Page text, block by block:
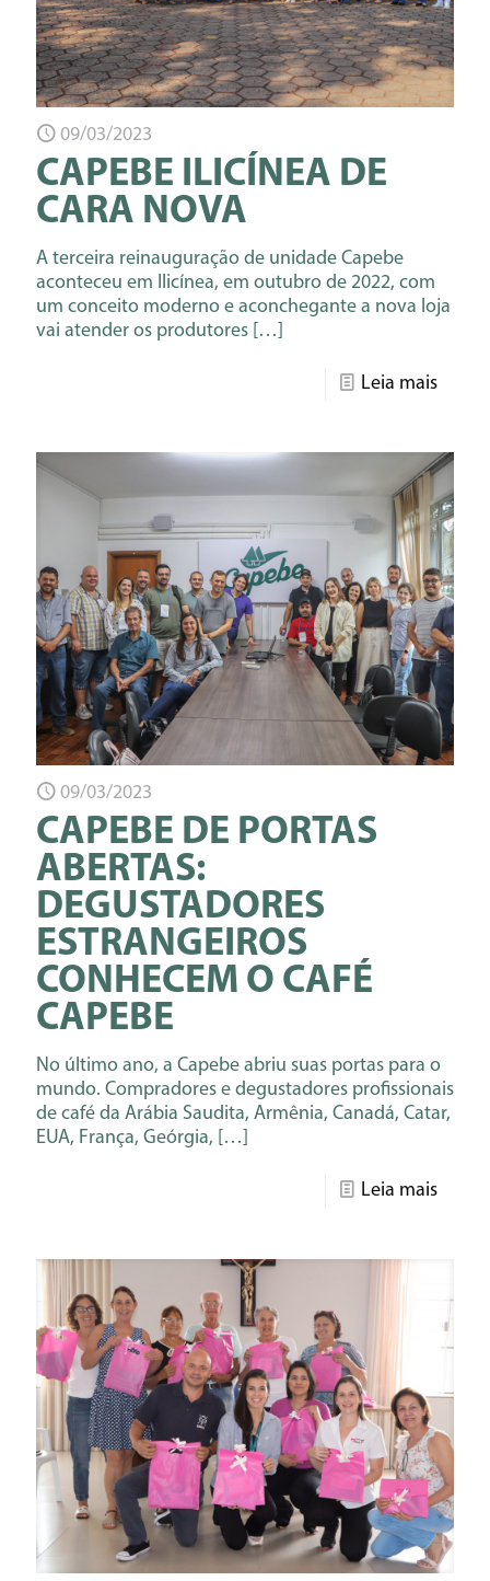
09/03/2023
CAPEBE ILICÍNEA DE
CARA NOVA
A terceira reinauguração de unidade Capebe
aconteceu em Ilicínea, em outubro de 2022, com
um conceito moderno e aconchegante a nova loja
vai atender os produtores […]
Leia mais
09/03/2023
CAPEBE DE PORTAS
ABERTAS:
DEGUSTADORES
ESTRANGEIROS
CONHECEM O CAFÉ
CAPEBE
No último ano, a Capebe abriu suas portas para o
mundo. Compradores e degustadores profissionais
de café da Arábia Saudita, Armênia, Canadá, Catar,
EUA, França, Geórgia, […]
Leia mais